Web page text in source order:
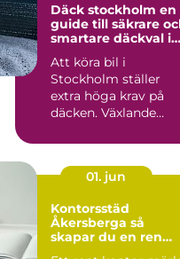
Däck stockholm en
guide till säkrare
smartare däckval i
Att köra bil i
Stockholm ställer
extra höga krav på
däcken. Växlande
kökörning ...
01. jun
Kontorsstäd
Åkersberga så
skapar du en ren